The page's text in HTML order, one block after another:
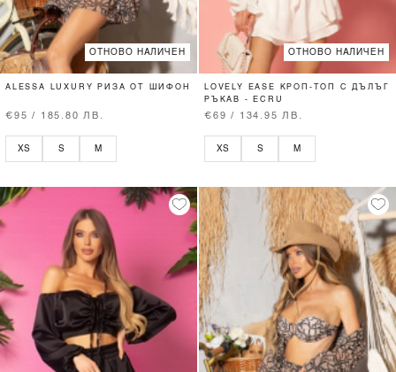
ОТНОВО НАЛИЧЕН
ALESSA LUXURY РИЗА ОТ ШИФОН
€95 / 185.80 ЛВ.
XS S M
ОТНОВО НАЛИЧЕН
LOVELY EASE КРОП-ТОП С ДЪЛЪГ
РЪКАВ - ECRU
€69 / 134.95 ЛВ.
XS S M